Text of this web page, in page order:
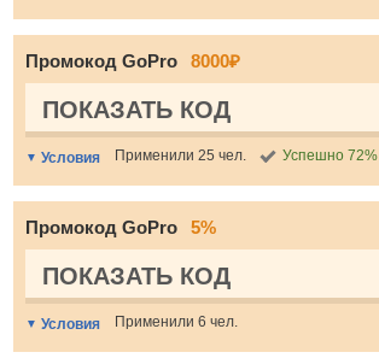
Промокод GoPro 8000₽
ПОКАЗАТЬ КОД
Условия Применили 25 чел. Успешно 72%
Промокод GoPro 5%
ПОКАЗАТЬ КОД
Условия Применили 6 чел.